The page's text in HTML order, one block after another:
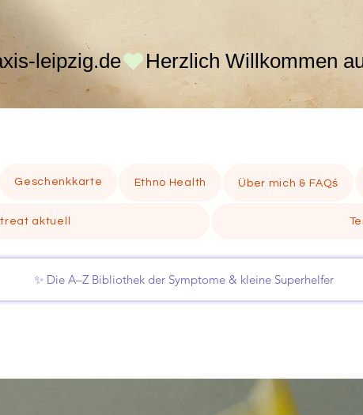
leipzig.de
Geschenkkarte Ethno Health Über mich & FAQś
aktuell
✨ Die A–Z Bibliothek der Symptome & kleine Superhelfer